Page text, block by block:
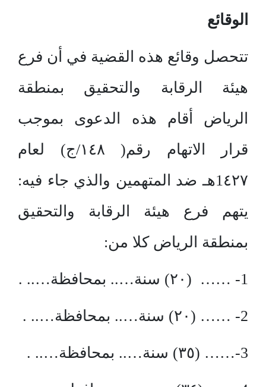
الوقائع
تتحصل وقائع هذه القضية في أن فرع
هيئة الرقابة والتحقيق بمنطقة
الرياض أقام هذه الدعوى بموجب
قرار الاتهام رقم( ١٤٨/ج) لعام
1٤٢٧هـ ضد المتهمين والذي جاء فيه:
يتهم فرع هيئة الرقابة والتحقيق
بمنطقة الرياض كلا من:
1- …… (٢٠) سنة….. بمحافظة….. .
2- …… (٢٠) سنة….. بمحافظة….. .
3-…… (٣٥) سنة….. بمحافظة….. .